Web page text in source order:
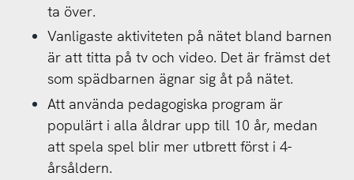
ta över.
Vanligaste aktiviteten på nätet bland barnen
är att titta på tv och video. Det är främst det
som spädbarnen ägnar sig åt på nätet.
Att använda pedagogiska program är
populärt i alla åldrar upp till 10 år, medan
att spela spel blir mer utbrett först i 4-
årsåldern.